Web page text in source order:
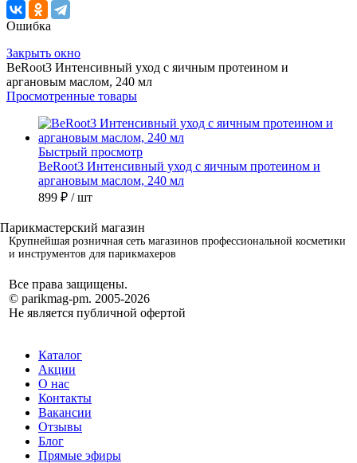
Ошибка
Закрыть окно
BeRoot3 Интенсивный уход с яичным протеином и
аргановым маслом, 240 мл
Просмотренные товары
Быстрый просмотр
BeRoot3 Интенсивный уход с яичным протеином и
аргановым маслом, 240 мл
899 ₽ / шт
Крупнейшая розничная сеть магазинов профессиональной косметики
и инструментов для парикмахеров
Все права защищены.
© parikmag-pm. 2005-2026
Не является публичной офертой
Каталог
Акции
О нас
Контакты
Вакансии
Отзывы
Блог
Прямые эфиры